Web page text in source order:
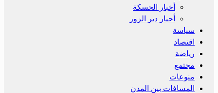
أخبار الحسكة
أحبار دير الزور
سياسة
اقتصاد
رياضة
مجتمع
منوعات
المسافات بين المدن